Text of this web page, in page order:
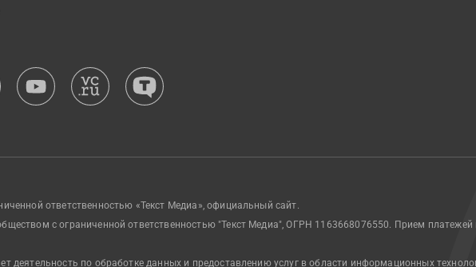
ответственностью «Текст Медиа», официальный сайт.
с ограниченной ответственностью "Текст Медиа", ОГРН 1163668076550. Прием
деятельность по обработке данных и предоставлению услуг в области информационных